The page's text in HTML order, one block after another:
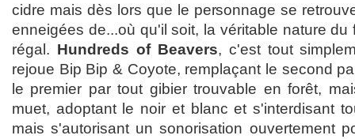
cidre mais dès lors que le personnage se
enneigées de...où qu'il soit, la véritable nature
régal. Hundreds of Beavers, c'est tout
rejoue Bip Bip & Coyote, remplaçant le second
le premier par tout gibier trouvable en forêt,
muet, adoptant le noir et blanc et s'interdisant
mais s'autorisant un sonorisation ouvertement